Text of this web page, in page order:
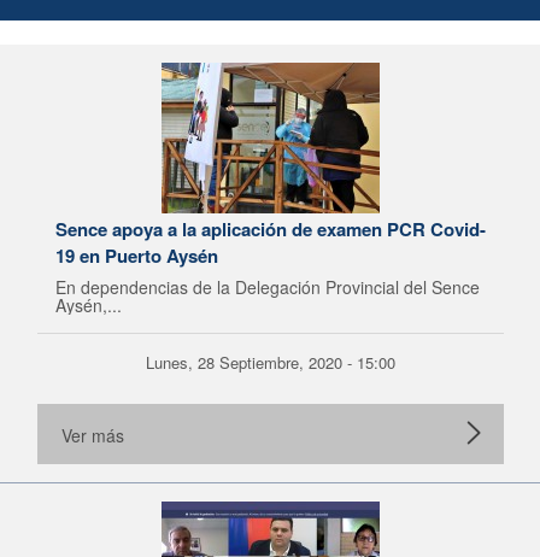
Sence apoya a la aplicación de examen PCR Covid-
19 en Puerto Aysén
En dependencias de la Delegación Provincial del Sence
Aysén,...
Lunes, 28 Septiembre, 2020 - 15:00
Ver más